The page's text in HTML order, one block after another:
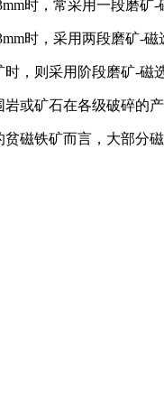
时，常采用一段磨矿-
时，采用两段磨矿-磁
，则采用阶段磨矿-磁
或矿石在各级破碎的
磁铁矿而言，大部分